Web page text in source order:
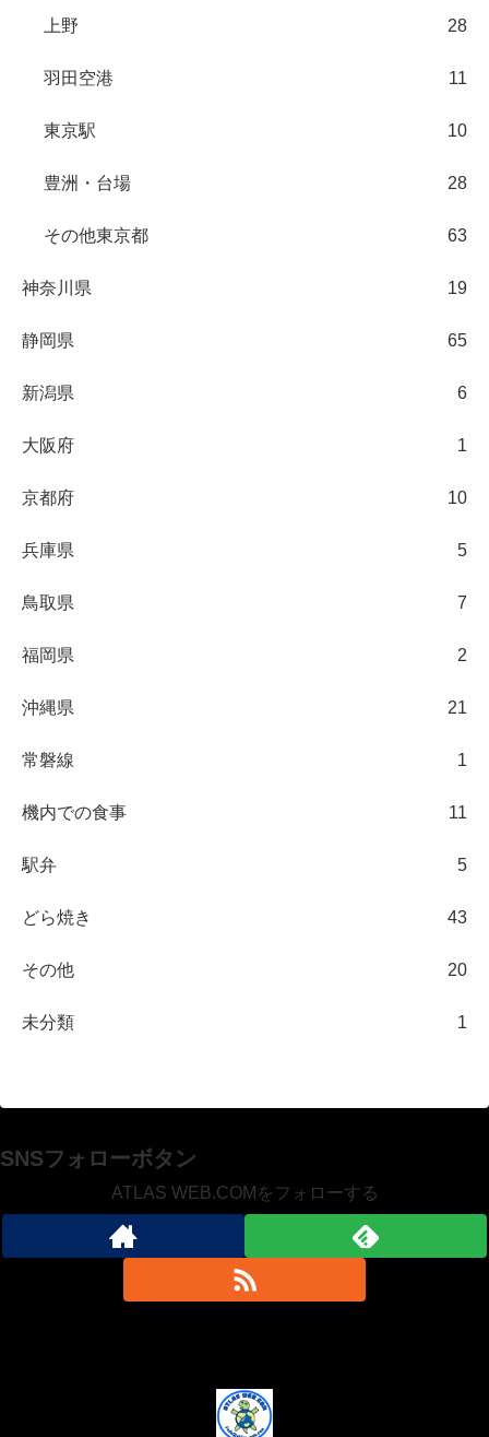
上野 28
羽田空港 11
東京駅 10
豊洲・台場 28
その他東京都 63
神奈川県 19
静岡県 65
新潟県 6
大阪府 1
京都府 10
兵庫県 5
鳥取県 7
福岡県 2
沖縄県 21
常磐線 1
機内での食事 11
駅弁 5
どら焼き 43
その他 20
未分類 1
SNSフォローボタン
ATLAS WEB.COMをフォローする